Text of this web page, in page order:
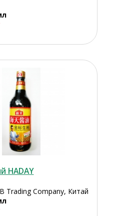
HADAY
Trading Company, Китай